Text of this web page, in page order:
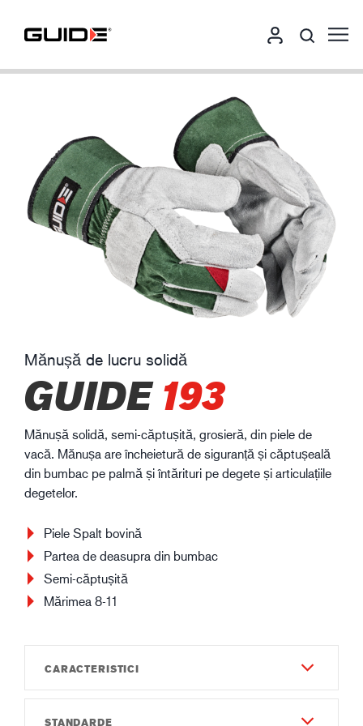
Mănușă de lucru solidă
GUIDE193
Mănușă solidă, semi-căptușită, grosieră, din piele de
vacă. Mănușa are încheietură de siguranță și căptușeală
din bumbac pe palmă și întărituri pe degete și articulațiile
degetelor.
Piele Spalt bovină
Partea de deasupra din bumbac
Semi-căptușită
Mărimea 8-11
CARACTERISTICI
STANDARDE